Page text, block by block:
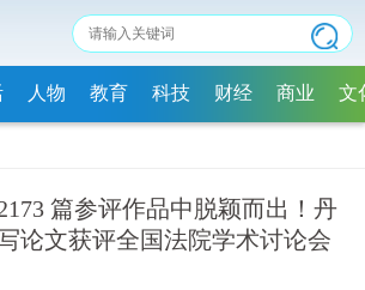
人物 教育 科技 财经 商业 文
篇参评作品中脱颖而出！丹
论文获评全国法院学术讨论会